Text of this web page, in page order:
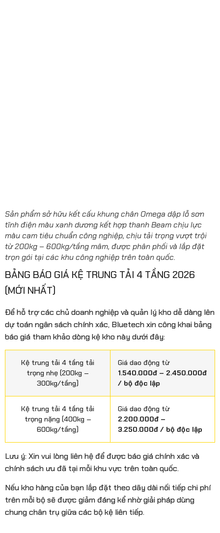
Sản phẩm sở hữu kết cấu khung chân Omega dập lỗ sơn
tĩnh điện màu xanh dương kết hợp thanh Beam chịu lực
màu cam tiêu chuẩn công nghiệp, chịu tải trọng vượt trội
từ 200kg – 600kg/tầng mâm, được phân phối và lắp đặt
trọn gói tại các khu công nghiệp trên toàn quốc.
BẢNG BÁO GIÁ KỆ TRUNG TẢI 4 TẦNG 2026
(MỚI NHẤT)
Để hỗ trợ các chủ doanh nghiệp và quản lý kho dễ dàng lên
dự toán ngân sách chính xác, Bluetech xin công khai bảng
báo giá tham khảo dòng kệ kho này dưới đây:
Kệ trung tải 4 tầng tải
trọng nhẹ (200kg –
300kg/tầng)
Giá dao động từ
1.540.000đ – 2.450.000đ
/ bộ độc lập
Kệ trung tải 4 tầng tải
trọng nặng (400kg –
600kg/tầng)
Giá dao động từ
2.200.000đ –
3.250.000đ / bộ độc lập
Lưu ý: Xin vui lòng liên hệ để được báo giá chính xác và
chính sách ưu đã tại mỗi khu vực trên toàn quốc.
Nếu kho hàng của bạn lắp đặt theo dãy dài nối tiếp chi phí
trên mỗi bộ sẽ được giảm đáng kể nhờ giải pháp dùng
chung chân trụ giữa các bộ kệ liên tiếp.